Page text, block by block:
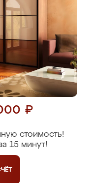
₽
стоимость!
15 минут!